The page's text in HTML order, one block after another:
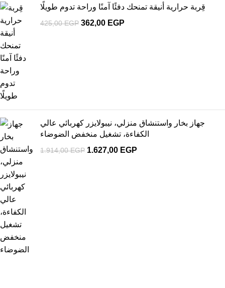
قِربة حرارية أنيقة تمنحك دفئًا آمنًا وراحة تدوم طويلًا
425,00EGP 362,00 EGP
جهاز بخار واستنشاق منزلي، نيبولايزر كهربائي عالي
الكفاءة، تشغيل منخفض الضوضاء
1.914,00EGP 1.627,00 EGP